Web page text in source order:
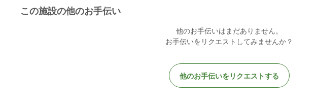
この施設の他のお手伝い
他のお手伝いはまだありません。
お手伝いをリクエストしてみませんか？
他のお手伝いをリクエストする